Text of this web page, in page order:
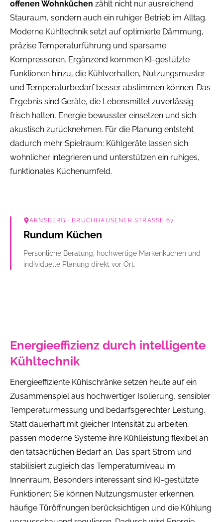
offenen Wohnküchen zählt nicht nur ausreichend
Stauraum, sondern auch ein ruhiger Betrieb im Alltag.
Moderne Kühltechnik setzt auf optimierte Dämmung,
präzise Temperaturführung und sparsame
Kompressoren. Ergänzend kommen KI-gestützte
Funktionen hinzu, die Kühlverhalten, Nutzungsmuster
und Temperaturbedarf besser abstimmen können. Das
Ergebnis sind Geräte, die Lebensmittel zuverlässig
frisch halten, Energie bewusster einsetzen und sich
akustisch zurücknehmen. Für die Planung entsteht
dadurch mehr Spielraum: Kühlgeräte lassen sich
wohnlicher integrieren und unterstützen ein ruhiges,
funktionales Küchenumfeld.
ARNSBERG · BRUCHHAUSENER STRASSE 67
Rundum Küchen
Persönliche Beratung, hochwertige Markenküchen und
individuelle Planung direkt vor Ort.
Energieeffizienz durch intelligente
Kühltechnik
Energieeffiziente Kühlschränke setzen heute auf ein
Zusammenspiel aus hochwertiger Isolierung, sensibler
Temperaturmessung und bedarfsgerechter Leistung.
Statt dauerhaft mit gleicher Intensität zu arbeiten,
passen moderne Systeme ihre Kühlleistung flexibel an
den tatsächlichen Bedarf an. Das spart Strom und
stabilisiert zugleich das Temperaturniveau im
Innenraum. Besonders interessant sind KI-gestützte
Funktionen: Sie können Nutzungsmuster erkennen,
häufige Türöffnungen berücksichtigen und die Kühlung